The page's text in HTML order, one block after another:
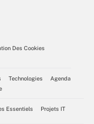
Des Cookies
Technologies
Agenda
Essentiels Projets IT